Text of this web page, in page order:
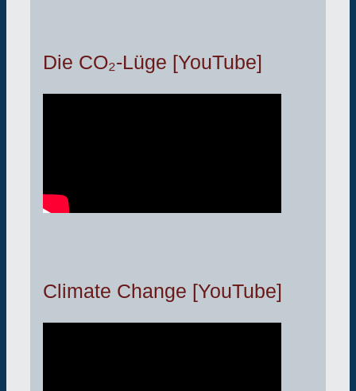
Die CO₂-Lüge [YouTube]
Climate Change [YouTube]